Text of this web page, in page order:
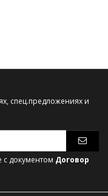
спец.предложениях и
документом Договор